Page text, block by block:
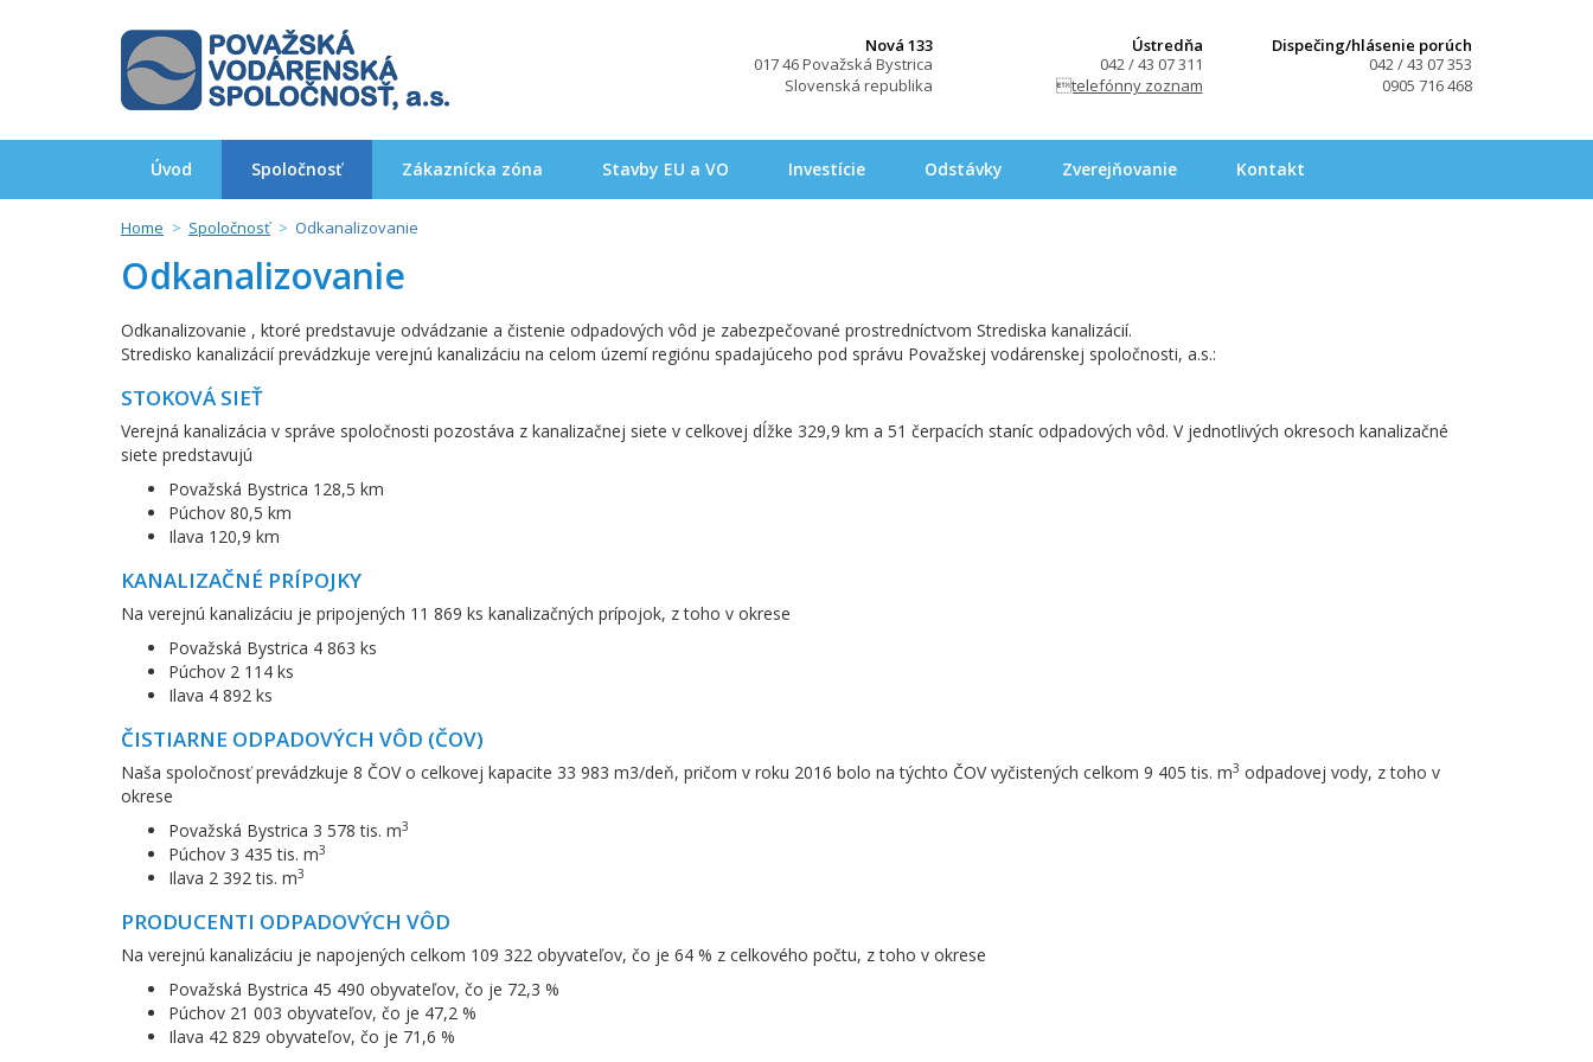
Nová 133
017 46 Považská Bystrica
Slovenská republika
Ústredňa
042 / 43 07 311
telefónny zoznam
Dispečing/hlásenie porúch
042 / 43 07 353
0905 716 468
Úvod Spoločnosť Zákaznícka zóna Stavby EU a VO Investície Odstávky Zverejňovanie Kontakt
Home Spoločnosť Odkanalizovanie
Odkanalizovanie
Odkanalizovanie , ktoré predstavuje odvádzanie a čistenie odpadových vôd je zabezpečované prostredníctvom Strediska kanalizácií.
Stredisko kanalizácií prevádzkuje verejnú kanalizáciu na celom území regiónu spadajúceho pod správu Považskej vodárenskej spoločnosti, a.s.:
STOKOVÁ SIEŤ
Verejná kanalizácia v správe spoločnosti pozostáva z kanalizačnej siete v celkovej dĺžke 329,9 km a 51 čerpacích staníc odpadových vôd. V jednotlivých okresoch kanalizačné
siete predstavujú
Považská Bystrica 128,5 km
Púchov 80,5 km
Ilava 120,9 km
KANALIZAČNÉ PRÍPOJKY
Na verejnú kanalizáciu je pripojených 11 869 ks kanalizačných prípojok, z toho v okrese
Považská Bystrica 4 863 ks
Púchov 2 114 ks
Ilava 4 892 ks
ČISTIARNE ODPADOVÝCH VÔD (ČOV)
Naša spoločnosť prevádzkuje 8 ČOV o celkovej kapacite 33 983 m3/deň, pričom v roku 2016 bolo na týchto ČOV vyčistených celkom 9 405 tis. m3 odpadovej vody, z toho v
okrese
Považská Bystrica 3 578 tis. m3
Púchov 3 435 tis. m3
Ilava 2 392 tis. m3
PRODUCENTI ODPADOVÝCH VÔD
Na verejnú kanalizáciu je napojených celkom 109 322 obyvateľov, čo je 64 % z celkového počtu, z toho v okrese
Považská Bystrica 45 490 obyvateľov, čo je 72,3 %
Púchov 21 003 obyvateľov, čo je 47,2 %
Ilava 42 829 obyvateľov, čo je 71,6 %